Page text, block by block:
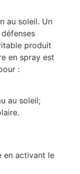
au soleil. Un
produit
en spray est
:
au soleil;
en activant le